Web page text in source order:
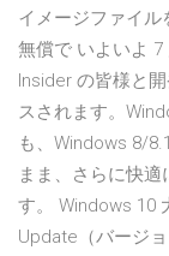
イメージファイル
無償で いよいよ 7
Insider の皆様と
スされます。
も、Windows 8/
まま、さらに快
す。 Windows 10
Update（バージ